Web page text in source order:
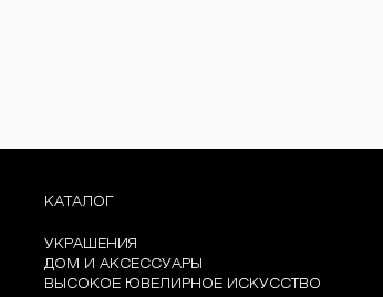
КАТАЛОГ
УКРАШЕНИЯ
ДОМ И АКСЕССУАРЫ
ВЫСОКОЕ ЮВЕЛИРНОЕ ИСКУССТВО